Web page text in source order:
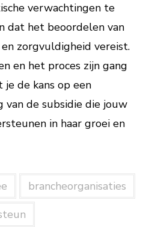
verwachtingen te
dat het beoordelen van
zorgvuldigheid vereist.
en het proces zijn gang
de kans op een
van de subsidie die jouw
in haar groei en
brancheorganisaties